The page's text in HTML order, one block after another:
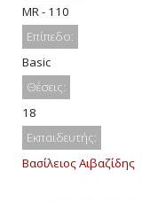
MR - 110
Επίπεδο:
Basic
Θέσεις:
18
Εκπαιδευτής:
Βασίλειος Αιβαζίδης